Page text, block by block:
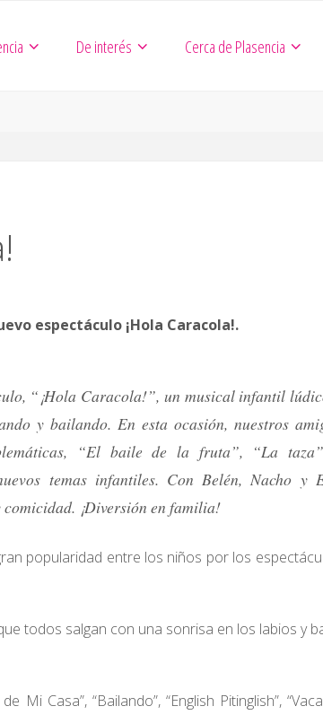
De interés Cerca de Plasencia
espectáculo ¡Hola Caracola!.
“¡Hola Caracola!”, un musical infantil
y bailando. En esta ocasión, nuestros
“El baile de la fruta”, “La
temas infantiles. Con Belén, Nacho y
¡Diversión en familia!
popularidad entre los niños por los
todos salgan con una sonrisa en los labios y
Casa”, “Bailando”, “English Pitinglish”,